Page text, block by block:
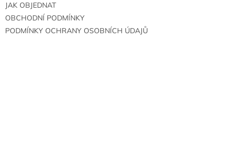
JAK OBJEDNAT
OBCHODNÍ PODMÍNKY
PODMÍNKY OCHRANY OSOBNÍCH ÚDAJŮ